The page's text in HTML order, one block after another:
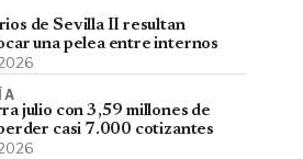
de Sevilla II resultan
una pelea entre internos
julio con 3,59 millones de
casi 7.000 cotizantes